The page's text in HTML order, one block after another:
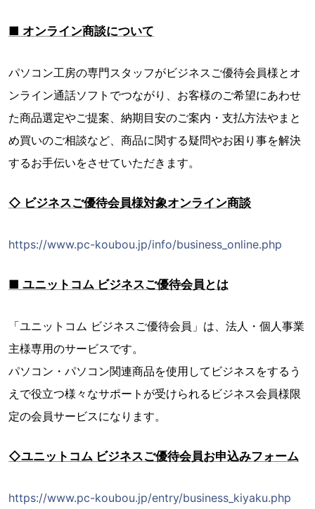
■ オンライン商談について
パソコン工房の専門スタッフがビジネスご優待会員様とオ
ンライン通話ソフトでつながり、お客様のご希望にあわせ
た商品選定やご提案、納期目安のご案内・支払方法やまと
め買いのご相談など、商品に関する疑問やお困り事を解決
するお手伝いをさせていただきます。
◇ ビジネスご優待会員様対象オンライン商談
https://www.pc-koubou.jp/info/business_online.php
■ ユニットコム ビジネスご優待会員とは
「ユニットコム ビジネスご優待会員」は、法人・個人事業
主様専用のサービスです。
パソコン・パソコン関連商品を使用してビジネスをするう
えで役立つ様々なサポートが受けられるビジネス会員様限
定の会員サービスになります。
◇ユニットコム ビジネスご優待会員お申込みフォーム
https://www.pc-koubou.jp/entry/business_kiyaku.php